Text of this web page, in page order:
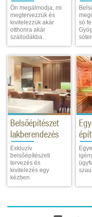
Ön megálmodja, mi
megtervezzük és
kivitelezzük akár
otthonra akár
szállodákba.
só
Belsőépítészet
lakberendezés
Exkluzív
belsőépítészeti
tervezés és
kivitelezés egy
kézben.